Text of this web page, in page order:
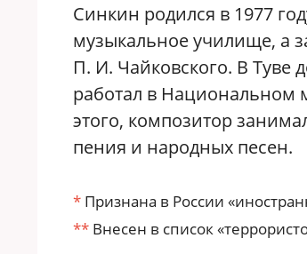
Синкин родился в 1977
музыкальное училище, а
П. И. Чайковского. В Туве
работал в Национальном
этого, композитор
пения и народных песен.
* Признана в России
** Внесен в список